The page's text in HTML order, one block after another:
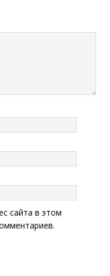
сайта в этом